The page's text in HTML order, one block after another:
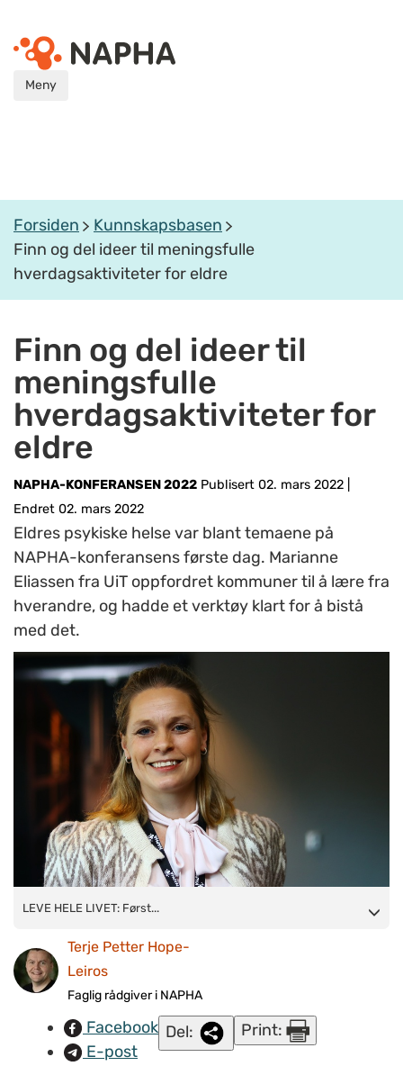
Meny
Forsiden
Kunnskapsbasen
Finn og del ideer til meningsfulle
hverdagsaktiviteter for eldre
Finn og del ideer til
meningsfulle
hverdagsaktiviteter for
eldre
NAPHA-KONFERANSEN 2022 Publisert 02. mars 2022
Endret 02. mars 2022
Eldres psykiske helse var blant temaene på
NAPHA-konferansens første dag. Marianne
Eliassen fra UiT oppfordret kommuner til å lære fra
hverandre, og hadde et verktøy klart for å bistå
med det.
LEVE HELE LIVET: Førsteamanuensis Marianne Eliassen ved
implementering av kvalitetsreformen Leve Hele Livet.
Silje Margrethe Jørgensen/
brukerfaring og tjenesteutvikling
LEVE HELE LIVET: Først...
Terje Petter Hope-
Leiros
Faglig rådgiver i NAPHA
Facebook
E-post
Del: Print: